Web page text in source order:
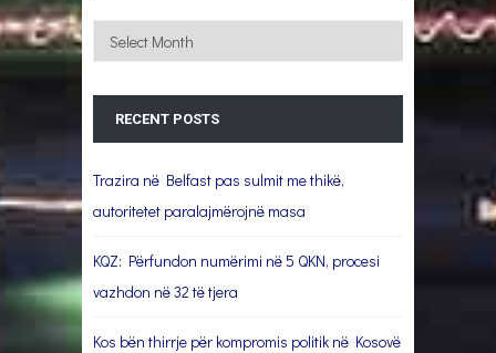
Archives
RECENT POSTS
Trazira në Belfast pas sulmit me thikë,
autoritetet paralajmërojnë masa
KQZ: Përfundon numërimi në 5 QKN, procesi
vazhdon në 32 të tjera
Kos bën thirrje për kompromis politik në Kosovë